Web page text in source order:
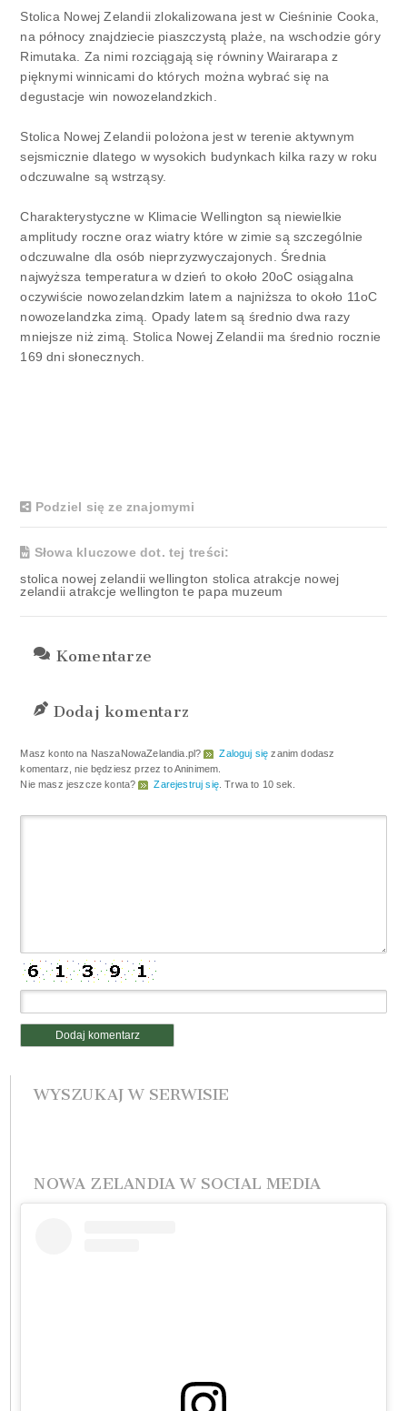
Stolica Nowej Zelandii zlokalizowana jest w Cieśninie Cooka,
na północy znajdziecie piaszczystą plaże, na wschodzie góry
Rimutaka. Za nimi rozciągają się równiny Wairarapa z
pięknymi winnicami do których można wybrać się na
degustacje win nowozelandzkich.
Stolica Nowej Zelandii polożona jest w terenie aktywnym
sejsmicznie dlatego w wysokich budynkach kilka razy w roku
odczuwalne są wstrząsy.
Charakterystyczne w Klimacie Wellington są niewielkie
amplitudy roczne oraz wiatry które w zimie są szczególnie
odczuwalne dla osób nieprzyzwyczajonych. Średnia
najwyższa temperatura w dzień to około 20oC osiągalna
oczywiście nowozelandzkim latem a najniższa to około 11oC
nowozelandzka zimą. Opady latem są średnio dwa razy
mniejsze niż zimą. Stolica Nowej Zelandii ma średnio rocznie
169 dni słonecznych.
Podziel się ze znajomymi
Słowa kluczowe dot. tej treści:
stolica nowej zelandii wellington stolica atrakcje nowej
zelandii atrakcje wellington te papa muzeum
Komentarze
Dodaj komentarz
Masz konto na NaszaNowaZelandia.pl? Zaloguj się zanim dodasz
komentarz, nie będziesz przez to Aninimem.
Nie masz jeszcze konta?
Zarejestruj się. Trwa to 10 sek.
WYSZUKAJ W SERWISIE
NOWA ZELANDIA W SOCIAL MEDIA